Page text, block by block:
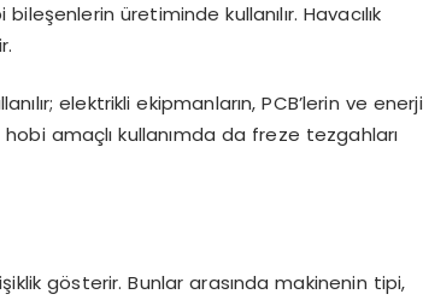
üretiminde kullanılır. Havacılık
elektrikli ekipmanların, PCB’lerin ve enerji
amaçlı kullanımda da freze tezgahları
gösterir. Bunlar arasında makinenin tipi,